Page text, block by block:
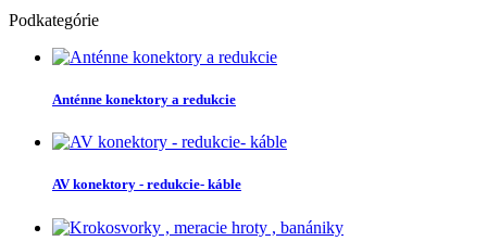
Podkategórie
Anténne konektory a redukcie
AV konektory - redukcie- káble